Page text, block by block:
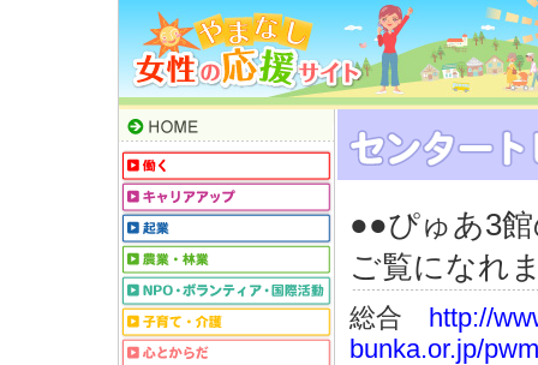
●●ぴゅあ3
ご覧になれ
総合
http://
bunka.or.jp/